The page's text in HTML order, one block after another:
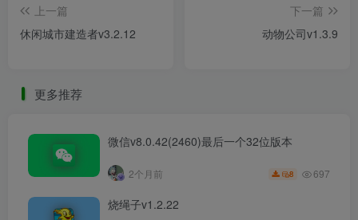
上一篇
休闲城市建造者v3.2.12
下一篇
动物公司v1.3.9
更多推荐
微信v8.0.42(2460)最后一个32位版本
2个月前 8 697
烧绳子v1.2.22